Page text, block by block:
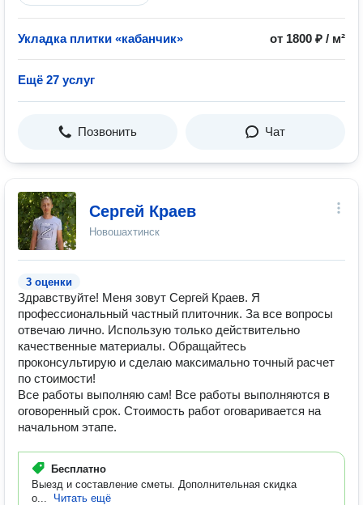
Укладка плитки «кабанчик» от 1800 ₽ / м²
Ещё 27 услуг
Позвонить Чат
Сергей Краев
Новошахтинск
3 оценки
Здравствуйте! Меня зовут Сергей Краев. Я
профессиональный частный плиточник. За все вопросы
отвечаю лично. Использую только действительно
качественные материалы. Обращайтесь
проконсультирую и сделаю максимально точный расчет
по стоимости!
Все работы выполняю сам! Все работы выполняются в
оговоренный срок. Стоимость работ оговаривается на
начальном этапе.
Бесплатно
Выезд и составление сметы. Дополнительная скидка
о...
Читать ещё